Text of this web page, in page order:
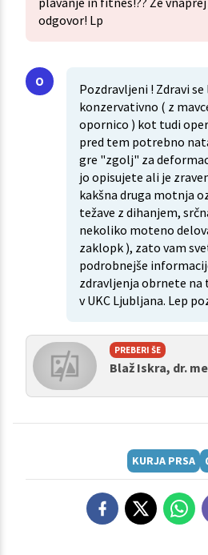
odgovor! Lp
Pozdravljeni ! Zdravi
konzervativno ( z
opornico ) kot tudi
pred tem potrebno
gre "zgolj" za
jo opisujete ali je
kakšna druga motnja
težave z dihanjem,
nekoliko moteno
zaklopk ), zato vam
podrobnejše
zdravljenja obrnete
v UKC Ljubljana. Lep
PREBERI ŠE
Blaž Iskra, dr.
KURJA PRSA